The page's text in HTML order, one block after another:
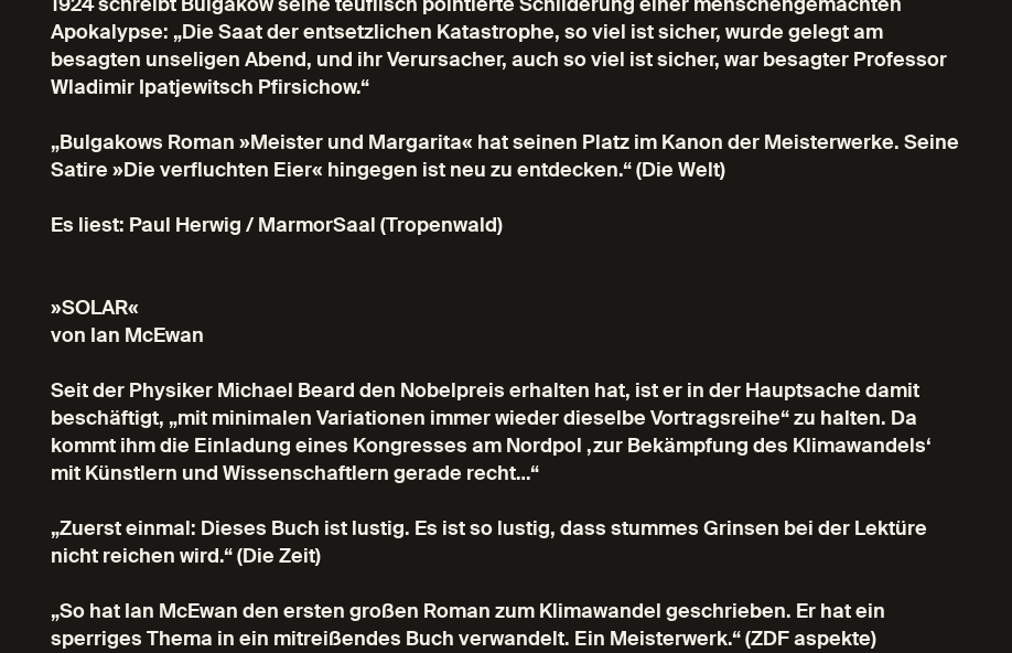
Apokalypse: „Die Saat der entsetzlichen Katastrophe, so viel ist sicher, wurde gelegt am
besagten unseligen Abend, und ihr Verursacher, auch so viel ist sicher, war besagter Professor
Wladimir Ipatjewitsch Pfirsichow.“
„Bulgakows Roman »Meister und Margarita« hat seinen Platz im Kanon der Meisterwerke. Seine
Satire »Die verfluchten Eier« hingegen ist neu zu entdecken.“ (Die Welt)
Es liest: Paul Herwig / MarmorSaal (Tropenwald)
»SOLAR«
von Ian McEwan
Seit der Physiker Michael Beard den Nobelpreis erhalten hat, ist er in der Hauptsache damit
beschäftigt, „mit minimalen Variationen immer wieder dieselbe Vortragsreihe“ zu halten. Da
kommt ihm die Einladung eines Kongresses am Nordpol ,zur Bekämpfung des Klimawandels‘
mit Künstlern und Wissenschaftlern gerade recht…“
„Zuerst einmal: Dieses Buch ist lustig. Es ist so lustig, dass stummes Grinsen bei der Lektüre
nicht reichen wird.“ (Die Zeit)
„So hat Ian McEwan den ersten großen Roman zum Klimawandel geschrieben. Er hat ein
sperriges Thema in ein mitreißendes Buch verwandelt. Ein Meisterwerk.“ (ZDF aspekte)